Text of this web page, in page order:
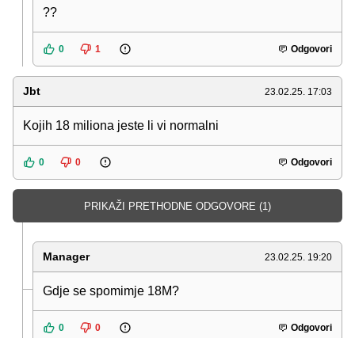
??
0 1 Odgovori
Jbt 23.02.25. 17:03
Kojih 18 miliona jeste li vi normalni
0 0 Odgovori
PRIKAŽI PRETHODNE ODGOVORE (1)
Manager 23.02.25. 19:20
Gdje se spomimje 18M?
0 0 Odgovori